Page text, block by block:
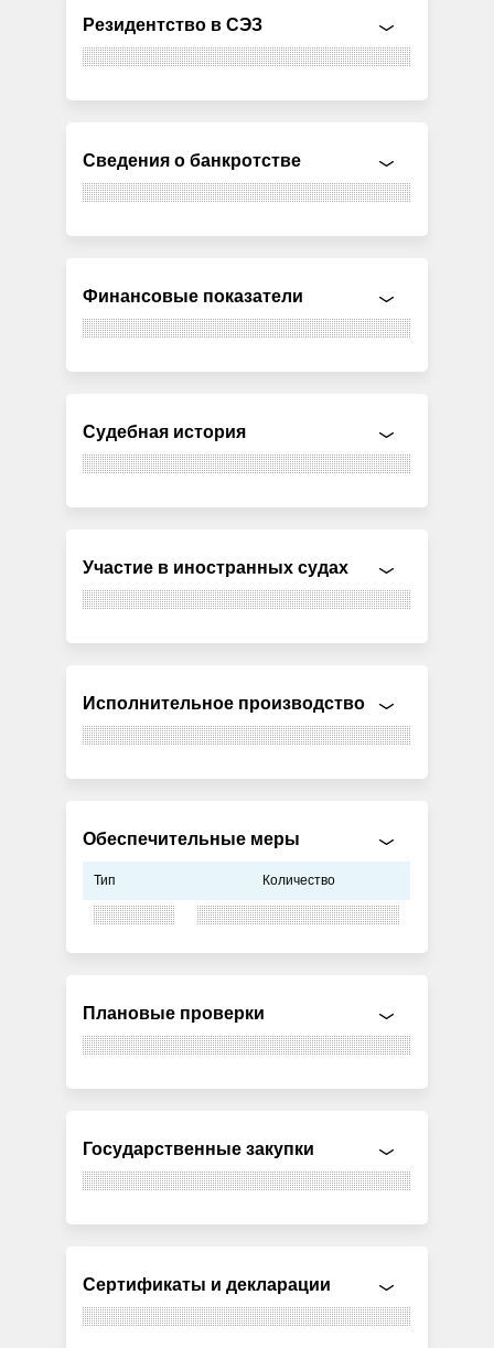
Резидентство в СЭЗ
Сведения о банкротстве
Финансовые показатели
Судебная история
Участие в иностранных судах
Исполнительное производство
Обеспечительные меры
Тип Количество
Плановые проверки
Государственные закупки
Сертификаты и декларации